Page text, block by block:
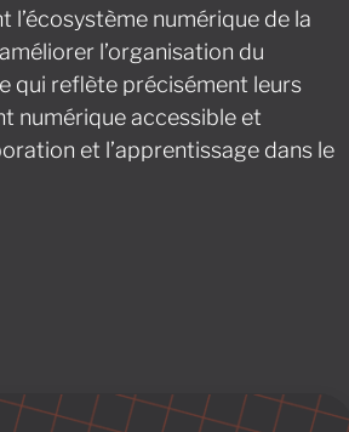
numérique de la
l’organisation du
qui reflète précisément leurs
numérique accessible et
et l’apprentissage dans le